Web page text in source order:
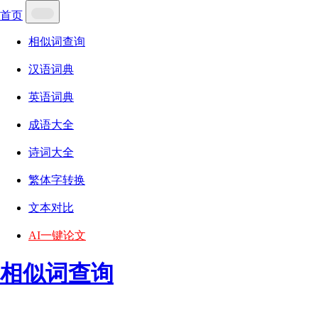
首页
相似词查询
汉语词典
英语词典
成语大全
诗词大全
繁体字转换
文本对比
AI一键论文
相似词查询